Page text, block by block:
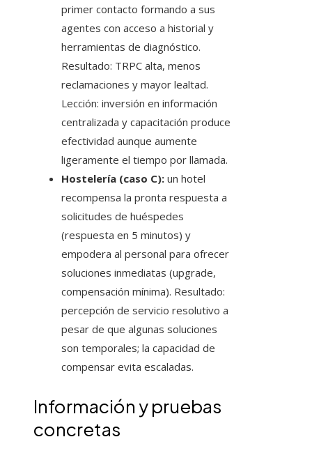
primer contacto formando a sus
agentes con acceso a historial y
herramientas de diagnóstico.
Resultado: TRPC alta, menos
reclamaciones y mayor lealtad.
Lección: inversión en información
centralizada y capacitación produce
efectividad aunque aumente
ligeramente el tiempo por llamada.
Hostelería (caso C): un hotel
recompensa la pronta respuesta a
solicitudes de huéspedes
(respuesta en 5 minutos) y
empodera al personal para ofrecer
soluciones inmediatas (upgrade,
compensación mínima). Resultado:
percepción de servicio resolutivo a
pesar de que algunas soluciones
son temporales; la capacidad de
compensar evita escaladas.
Información y pruebas
concretas